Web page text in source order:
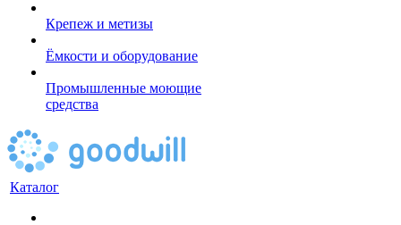
Крепеж и метизы
Ёмкости и оборудование
Промышленные моющие
средства
Каталог